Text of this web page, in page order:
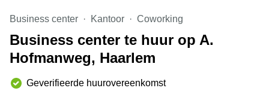
in Arnhem
Coworking
Hilversum
Business center Kantoor Coworking
Business center te huur op A.
Hofmanweg, Haarlem
Geverifieerde huurovereenkomst